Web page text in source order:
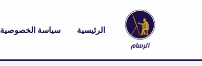
الرئيسية سياسة الخصوصية